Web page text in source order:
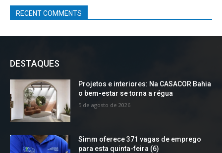
RECENT COMMENTS
DESTAQUES
Projetos e interiores: Na CASACOR Bahia
o bem-estar se torna a régua
5 de agosto de 2026
Simm oferece 371 vagas de emprego
para esta quinta-feira (6)